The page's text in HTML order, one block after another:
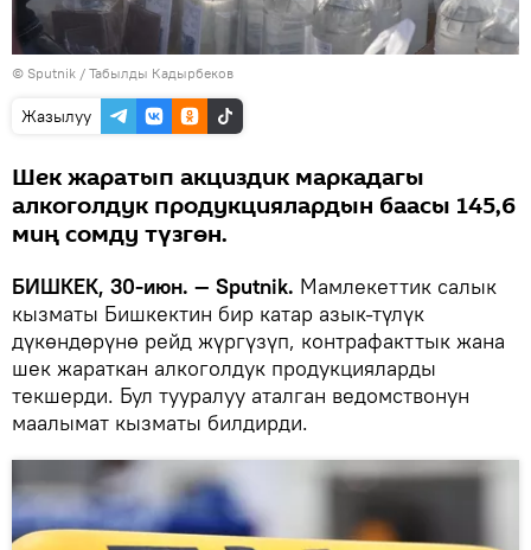
© Sputnik / Табылды Кадырбеков
Жазылуу
Шек жаратып акциздик маркадагы
алкоголдук продукциялардын баасы 145,6
миң сомду түзгөн.
БИШКЕК, 30-июн. — Sputnik. Мамлекеттик салык
кызматы Бишкектин бир катар азык-түлүк
дүкөндөрүнө рейд жүргүзүп, контрафакттык жана
шек жараткан алкоголдук продукцияларды
текшерди. Бул тууралуу аталган ведомствонун
маалымат кызматы билдирди.